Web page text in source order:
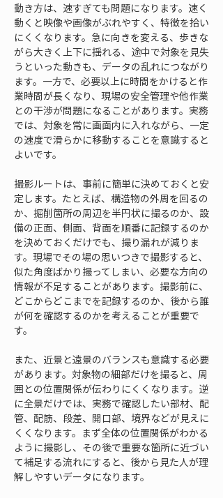
動き方は、速すぎても問題になります。速く
動くと映像や画像がぶれやすく、特徴を拾い
にくくなります。急に向きを変える、歩きな
がら大きく上下に揺れる、途中で対象を見失
うといった動きも、データの乱れにつながり
ます。一方で、必要以上に時間をかけると作
業時間が長くなり、現場の安全管理や他作業
との干渉が問題になることがあります。実務
では、対象を常に画面内に入れながら、一定
の速度で滑らかに移動することを意識すると
よいです。
撮影ルートは、事前に簡単に決めておくと安
定します。たとえば、構造物の外周を回るの
か、掘削箇所の周辺を半円状に撮るのか、設
備の正面、側面、背面を順番に記録するのか
を決めておくだけでも、撮り漏れが減りま
す。現場でその場の思いつきで撮影すると、
似た角度ばかり撮ってしまい、必要な方向の
情報が不足することがあります。撮影前に、
どこからどこまでを記録するのか、後から誰
が何を確認するのかを考えることが重要で
す。
また、近景と遠景のバランスも意識する必要
があります。対象物の細部だけを撮ると、周
囲との位置関係が伝わりにくくなります。逆
に全景だけでは、実務で確認したい部材、配
管、配筋、段差、開口部、境界などが見えに
くくなります。まず全体の位置関係がわかる
ように撮影し、その後で重要な箇所に近づい
て補足する流れにすると、後から見た人が理
解しやすいデータになります。